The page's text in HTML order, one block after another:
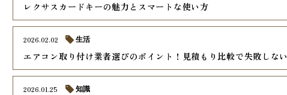
レクサスカードキーの魅力とスマートな使い方
エアコン取り付け業者選びのポイント！見積もり比較で失敗しない
2026.02.02 生活
2026.01.25 知識